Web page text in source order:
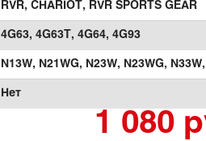
RVR, CHARIOT, RVR SPORTS GEAR
4G63, 4G63T, 4G64, 4G93
N13W, N21WG, N23W, N23WG, N33W,
Нет
1 080